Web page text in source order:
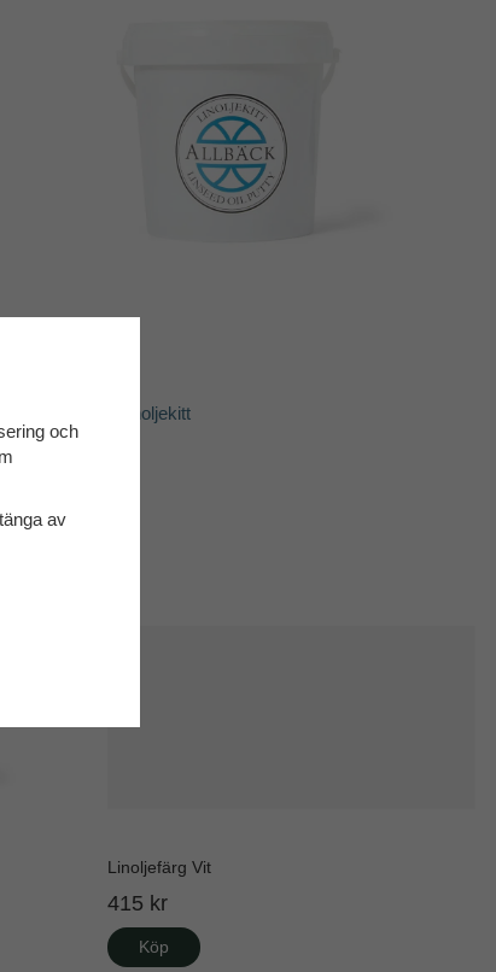
linoljekitt
Linoljefärg Vit
415 kr
Köp
och
av